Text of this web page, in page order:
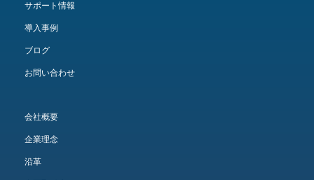
サポート情報
導入事例
ブログ
お問い合わせ
会社概要
企業理念
沿革